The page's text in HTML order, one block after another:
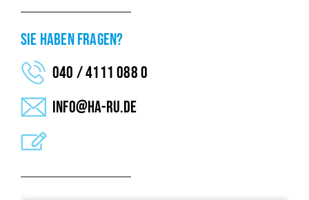
SIE HABEN FRAGEN?
040 / 4111 088 0
info@ha-ru.de